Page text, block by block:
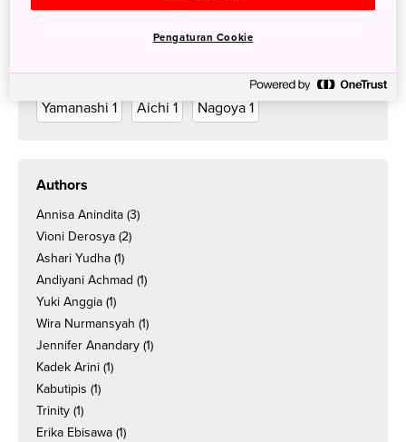
Nara1 Kansai1
Takayama1 Miyagi1 Mie1 Toyama1
Yamanashi 1 Aichi 1 Nagoya 1
Authors
Annisa Anindita (3)
Vioni Derosya (2)
Ashari Yudha (1)
Andiyani Achmad (1)
Yuki Anggia (1)
Wira Nurmansyah (1)
Jennifer Anandary (1)
Kadek Arini (1)
Kabutipis (1)
Trinity (1)
Erika Ebisawa (1)
Pengaturan Cookie